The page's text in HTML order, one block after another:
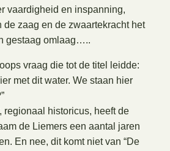
vaardigheid en inspanning,
de zaag en de zwaartekracht het
gestaag omlaag…..
vraag die tot de titel leidde:
met dit water. We staan hier
regionaal historicus, heeft de
de Liemers een aantal jaren
En nee, dit komt niet van “De